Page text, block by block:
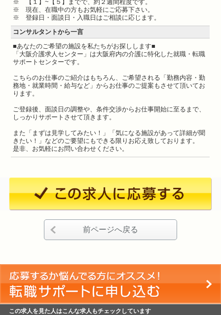
※ 【１】~【５】までで、約２週間程度です。
※ 現在、在職中の方もお気軽にご応募下さい。
※ 登録日・面談日・入職日はご相談に応じます。
コンサルタントから一言
■あなたのご希望の施設を私たちがお探しします■
「大阪介護求人センター」は大阪府内の介護に特化した就職・転職
サポートセンターです。
こちらのお仕事のご紹介はもちろん、ご希望される「勤務内容・勤
務地・就業時間・給与など」からお仕事のご提案もさせて頂いてお
ります。
ご登録後、面談日の調整や、条件交渉からお仕事開始に至るまで、
しっかりサポートさせて頂きます。
また「まずは見学してみたい！」「気になる施設があって詳細が聞
きたい！」などのご要望にもできる限りお応え致しております。
是非、お気軽にお問い合わせください。
前ページへ戻る
この求人を見た人はこんな求人もチェックしています